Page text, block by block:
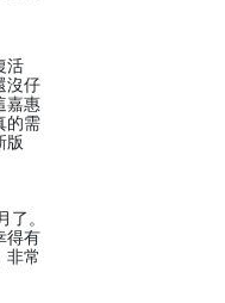
活
沒仔
嘉惠
的需
版
。
得有
非常